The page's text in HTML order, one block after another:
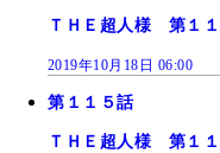
ＴＨＥ超人様 第１
2019年10月18日 06:00
第１１５話
ＴＨＥ超人様 第１